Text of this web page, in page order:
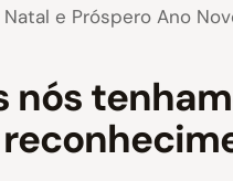
e Próspero Ano
nós